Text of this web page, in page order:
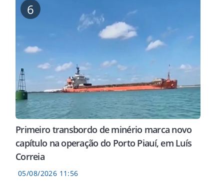
6
Primeiro transbordo de minério marca novo
capítulo na operação do Porto Piauí, em Luís
Correia
05/08/2026 11:56